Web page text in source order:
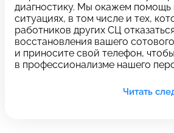
диагностику. Мы окажем помощь
ситуациях, в том числе и тех,
работников других СЦ
восстановления вашего
и приносите свой телефон,
в профессионализме нашего
Читать
Введите имя
Введите телефон